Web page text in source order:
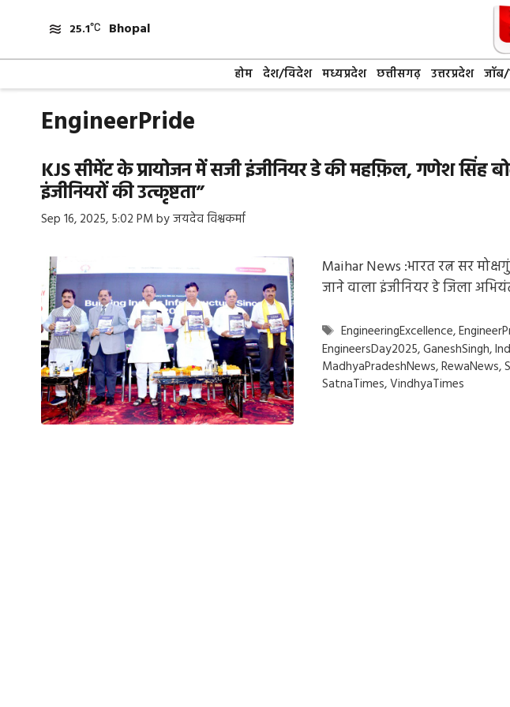
content
25.1 Bhopal
होम देश/विदेश मध्यप्रदेश छत्तीसगढ़ उत्तरप्रदेश
EngineerPride
KJS सीमेंट के प्रायोजन में सजी इंजीनियर डे की महफ़िल, गणेश सिंह
इंजीनियरों की उत्कृष्टता”
Sep 16, 2025, 5:02 PM byजयदेव विश्वकर्मा
Maihar News :भारत रत्न सर
जाने वाला इंजीनियर डे जिला
Tags
EngineeringExcellence,
EngineersDay2025,GaneshSingh,
MadhyaPradeshNews,RewaNews,
SatnaTimes,VindhyaTimes